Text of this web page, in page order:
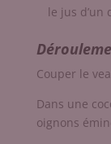
le jus d’un
Couper le
Dans une
oignons